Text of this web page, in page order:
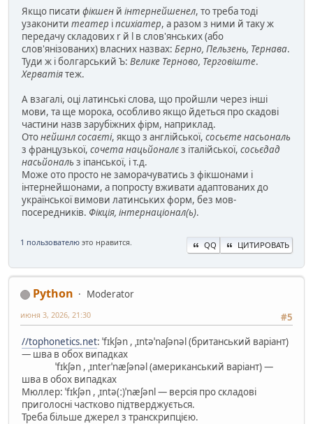
Якщо писати фікшен й інтернейшенел, то треба тоді
узаконити театер іпсихіатер, а разом з ними й таку ж
передачу складових r й l в слов'янських (або
слов'янізованих) власних назвах: Берно, Пельзень, Тернава.
Туди ж і болгарський Ъ: Велике Терново, Терговіште.
Херватіятеж.
А взагалі, оці латинські слова, що пройшли через інші
мови, та ще морока, особливо якщо йдеться про скадові
частини назв зарубіжних фірм, наприклад.
Отонейшнл сосаєті, якщо з англійської, сосьєте насьональ
з французької, сочета нацьйоналєз італійської, сосьєдад
насьйональ з іпанської, і т.д.
Може ото просто не заморачуватись з фікшонами і
інтернейшонами, а попросту вживати адаптованих до
української вимови латинських форм, без мов-
посередників. Фікція, інтернаціонал(ь).
1 пользователю это нравится. QQ ЦИТИРОВАТЬ
Python
Moderator
#5
июня 3, 2026, 21:30
//tophonetics.net: ˈfɪkʃən , ˌɪntəˈnaʃənəl (британський варіант)
— шва в обох випадках
ˈfɪkʃən , ˌɪnterˈnæʃənəl (американський варіант) —
шва в обох випадках
Мюллер: ˈfɪkʃən , ˌɪntə(ː)ˈnæʃənl — версія про складові
приголосні частково підтверджується.
Треба більше джерел з транскрипцією.